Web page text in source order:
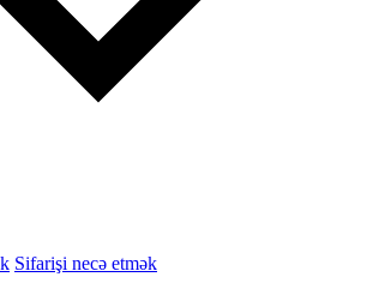
Sifarişi necə etmək